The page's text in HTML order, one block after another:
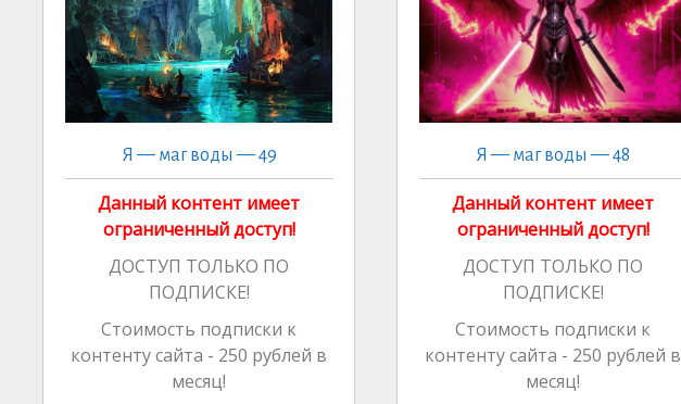
ki
al ki
al
Я — маг воды — 49
Данный контент имеет
ограниченный доступ!
ДОСТУП ТОЛЬКО ПО
ПОДПИСКЕ!
Стоимость подписки к
контенту сайта - 250 рублей в
месяц!
Я — маг воды — 48
Данный контент имеет
ограниченный доступ!
ДОСТУП ТОЛЬКО ПО
ПОДПИСКЕ!
Стоимость подписки к
контенту сайта - 250 рублей в
месяц!